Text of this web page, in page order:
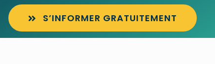
S’INFORMER GRATUITEMENT